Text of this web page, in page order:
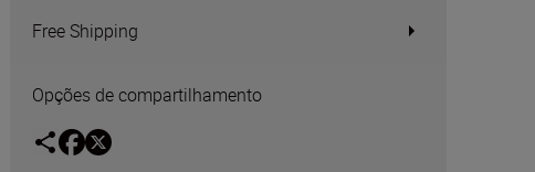
Free Shipping
Opções de compartilhamento